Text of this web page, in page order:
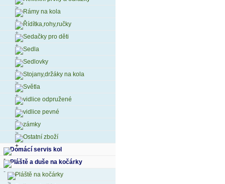
Rámy na kola
Řídítka,rohy,ručky
Sedačky pro děti
Sedla
Sedlovky
Stojany,držáky na kola
Světla
vidlice odpružené
vidlice pevné
zámky
Ostatní zboží
Domácí servis kol
Pláště a duše na kočárky
Pláště na kočárky